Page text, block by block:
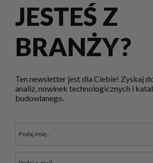
JESTEŚ Z
BRANŻY?
Ten newsletter jest dla Ciebie! Zyskaj
analiz, nowinek technologicznych i
budowlanego.